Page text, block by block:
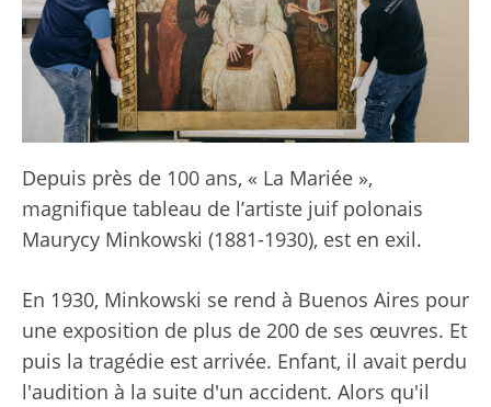
Depuis près de 100 ans, « La Mariée »,
magnifique tableau de l’artiste juif polonais
Maurycy Minkowski (1881-1930), est en exil.
En 1930, Minkowski se rend à Buenos Aires pour
une exposition de plus de 200 de ses œuvres. Et
puis la tragédie est arrivée. Enfant, il avait perdu
l'audition à la suite d'un accident. Alors qu'il